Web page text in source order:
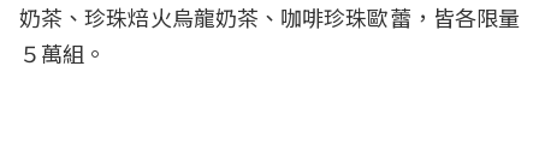
奶茶、珍珠焙火烏龍奶茶、咖啡珍珠歐蕾，皆各限量
５萬組。